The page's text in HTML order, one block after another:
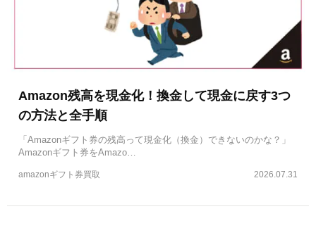
Amazon残高を現金化！換金して現金に戻す3つ
の方法と全手順
「Amazonギフト券の残高って現金化（換金）できないのかな？」
Amazonギフト券をAmazo…
2026.07.31
amazonギフト券買取